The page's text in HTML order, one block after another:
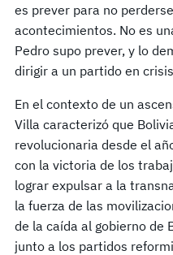
es prever para no
acontecimientos. No es
Pedro supo prever, y lo
dirigir a un partido en
En el contexto de un
Villa caracterizó que
revolucionaria desde el
con la victoria de los
lograr expulsar a la
la fuerza de las
de la caída al gobierno de
junto a los partidos